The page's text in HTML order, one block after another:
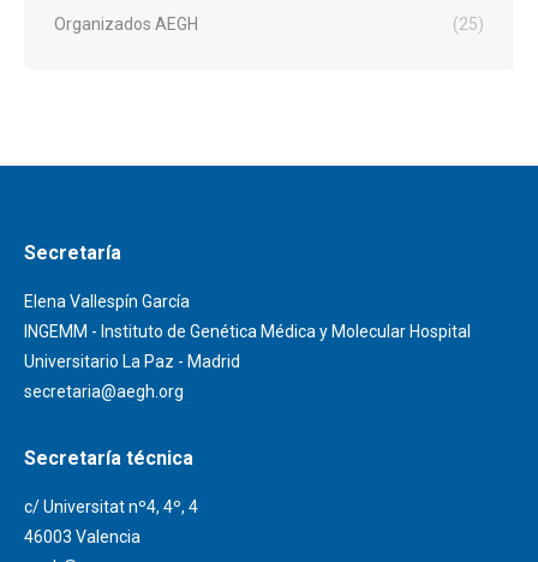
Organizados AEGH
(25)
Secretaría
Elena Vallespín García
INGEMM - Instituto de Genética Médica y Molecular Hospital
Universitario La Paz - Madrid
secretaria@aegh.org
Secretaría técnica
c/ Universitat nº4, 4º, 4
46003 Valencia